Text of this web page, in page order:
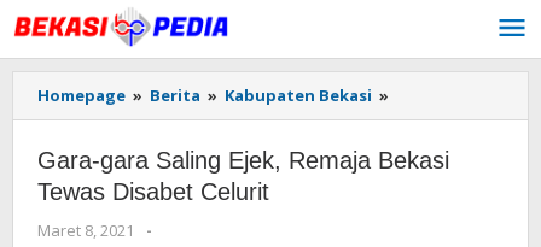
Lewati
ke
konten
Homepage » Berita » Kabupaten Bekasi »
gara
Ejek,
Gara-gara Saling Ejek, Remaja Bekasi
Tewas Disabet Celurit
Maret 8, 2021
oleh
-